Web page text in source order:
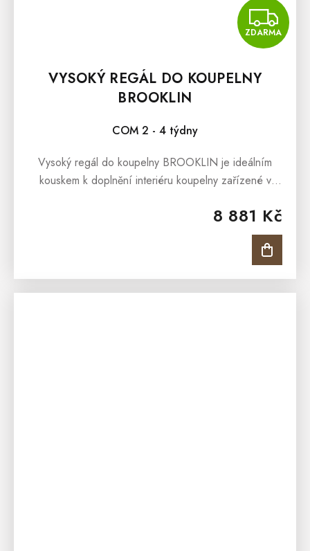
ZDARMA
VYSOKÝ REGÁL DO KOUPELNY
BROOKLIN
COM 2 - 4 týdny
8 881 Kč
Vysoký regál do koupelny BROOKLIN je ideálním
kouskem k doplnění interiéru koupelny zařízené v